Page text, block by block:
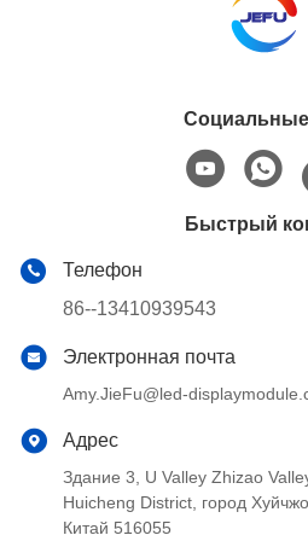
Социальные
Быстрый
Телефон
86--13410939543
Электронная почта
Amy.JieFu@led-
Адрес
Здание 3, U Valley Zhizao
Huicheng District, город
Китай 516055